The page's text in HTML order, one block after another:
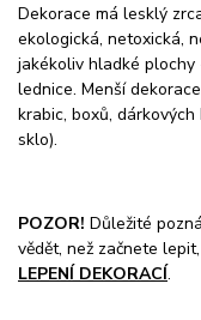
Dekorace má lesklý
ekologická, netoxická,
jakékoliv hladké plochy
lednice. Menší
krabic, boxů,
sklo).
POZOR! Důležité
vědět, než začnete
LEPENÍ DEKORACÍ.